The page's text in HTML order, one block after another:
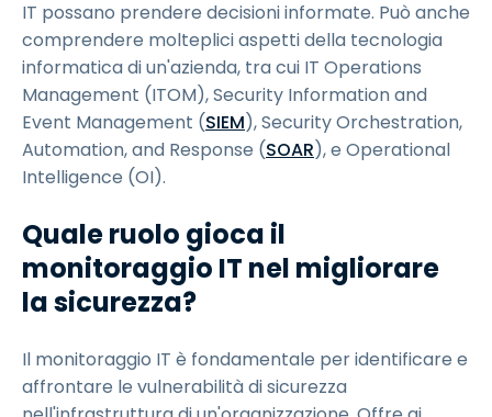
IT possano prendere decisioni informate. Può anche
comprendere molteplici aspetti della tecnologia
informatica di un'azienda, tra cui IT Operations
Management (ITOM), Security Information and
Event Management (SIEM), Security Orchestration,
Automation, and Response (SOAR), e Operational
Intelligence (OI).
Quale ruolo gioca il
monitoraggio IT nel migliorare
la sicurezza?
Il monitoraggio IT è fondamentale per identificare e
affrontare le vulnerabilità di sicurezza